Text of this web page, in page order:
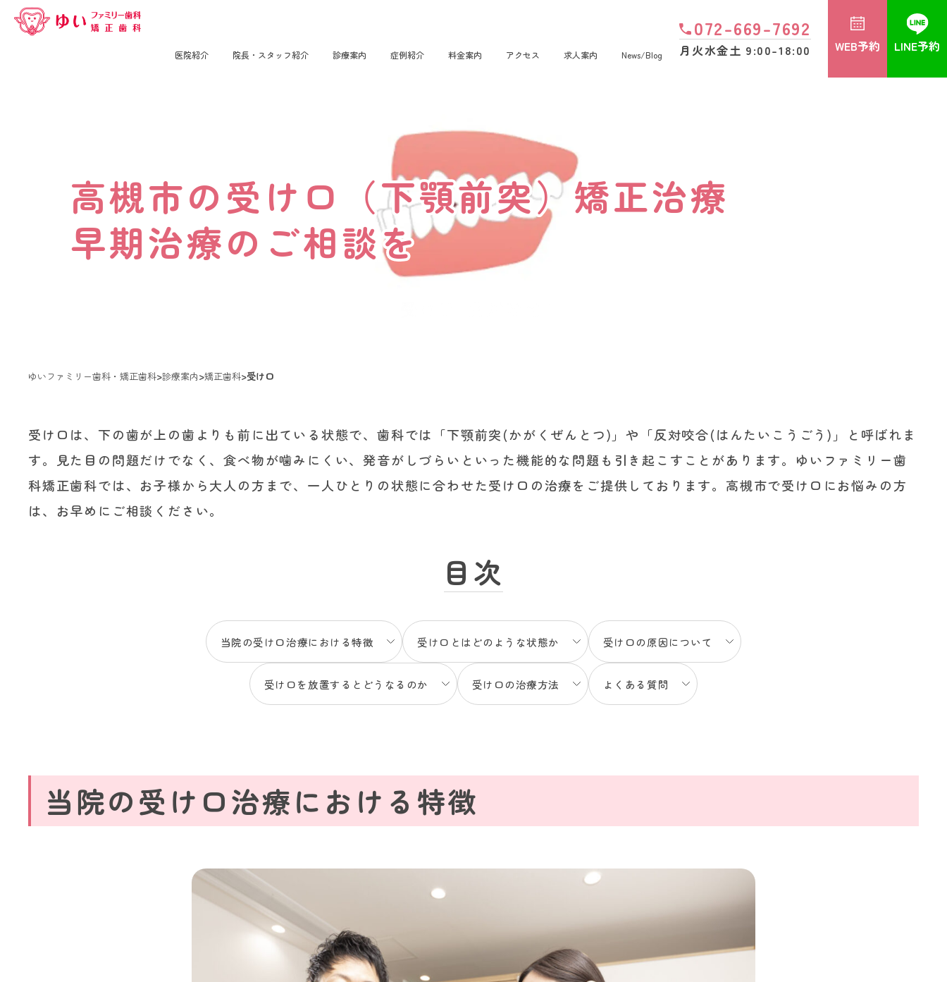
医院紹介 院長・スタッフ紹介 診療案内 症例紹介 料金案内 アクセス 求人案内 News/Blog
072-669-7692
月火水金土 9:00-18:00 WEB予約 LINE予約
高槻市の受け口（下顎前突）矯正治療
早期治療のご相談を
高槻市の受け口（下顎前突）矯正治療
早期治療のご相談を
ゆいファミリー歯科・矯正歯科>診療案内>矯正歯科>受け口
受け口は、下の歯が上の歯よりも前に出ている状態で、歯科では「下顎前突(かがくぜんとつ)」や「反対咬合(はんたいこうごう)」と呼ばれま
す。見た目の問題だけでなく、食べ物が噛みにくい、発音がしづらいといった機能的な問題も引き起こすことがあります。ゆいファミリー歯
科矯正歯科では、お子様から大人の方まで、一人ひとりの状態に合わせた受け口の治療をご提供しております。高槻市で受け口にお悩みの方
は、お早めにご相談ください。
目次
当院の受け口治療における特徴 受け口とはどのような状態か 受け口の原因について
受け口を放置するとどうなるのか 受け口の治療方法 よくある質問
当院の受け口治療における特徴